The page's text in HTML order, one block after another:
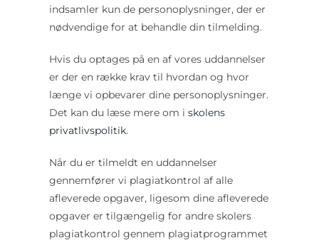
indsamler kun de personoplysninger, der er
nødvendige for at behandle din tilmelding.
Hvis du optages på en af vores uddannelser
er der en række krav til hvordan og hvor
længe vi opbevarer dine personoplysninger.
Det kan du læse mere om i skolens
privatlivspolitik.
Når du er tilmeldt en uddannelser
gennemfører vi plagiatkontrol af alle
afleverede opgaver, ligesom dine afleverede
opgaver er tilgængelig for andre skolers
plagiatkontrol gennem plagiatprogrammet